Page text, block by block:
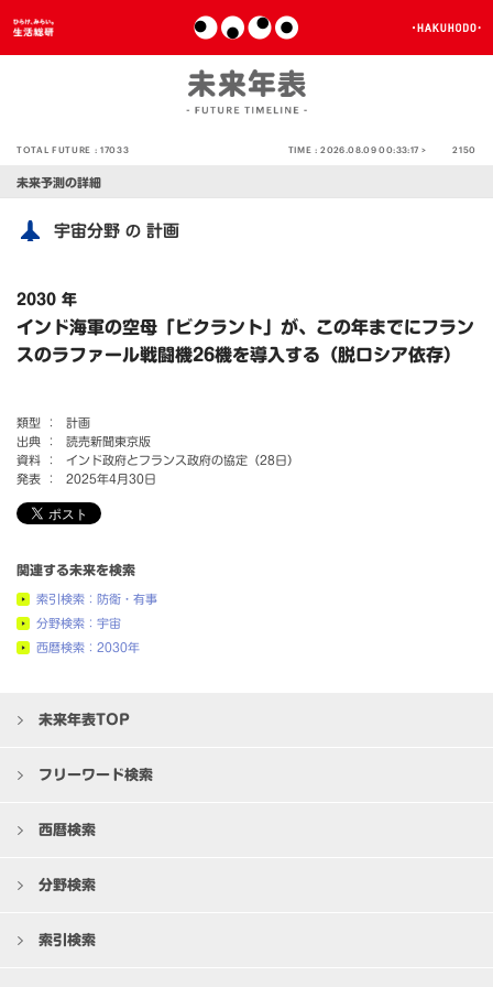
TOTAL FUTURE :17033 TIME :2026.08.09 00:33:17 > 2150
未来予測の詳細
宇宙分野 の 計画
2030 年
インド海軍の空母「ビクラント」が、この年までにフラン
スのラファール戦闘機26機を導入する（脱ロシア依存）
類型 ：
計画
出典 ：
読売新聞東京版
資料 ：
インド政府とフランス政府の協定（28日）
発表 ：
2025年4月30日
関連する未来を検索
索引検索：防衛・有事
分野検索：宇宙
西暦検索：2030年
未来年表TOP
フリーワード検索
西暦検索
分野検索
索引検索